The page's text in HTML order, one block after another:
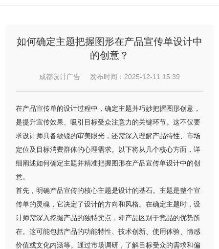
如何确定主题把握图形在产品宣传单设计中
的创意？
成都设计广告 发布时间：2025-12-11 15:39
在产品宣传单的设计过程中，确定主题并巧妙把握图形创意，
是提升宣传效果、吸引目标受众注意力的关键环节。这不仅要
求设计师具备敏锐的审美眼光，还需深入理解产品特性、市场
定位及目标消费群体的心理需求。以下将从几个核心方面，详
细阐述如何确定主题并精准把握图形在产品宣传单设计中的创
意。
首先，明确产品宣传的核心主题是设计的基石。主题是整个宣
传单的灵魂，它决定了设计的方向和风格。在确定主题时，设
计师需深入挖掘产品的独特卖点，即产品区别于竞品的优势所
在。这可能包括产品的功能特性、技术创新、使用体验、情感
价值或文化内涵等。通过市场调研，了解目标受众的需求和偏